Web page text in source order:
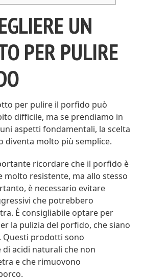
UN
PER PULIRE
per pulire il porfido può
difficile, ma se prendiamo in
aspetti fondamentali, la scelta
diventa molto più semplice.
ricordare che il porfido è
molto resistente, ma allo stesso
è necessario evitare
che potrebbero
È consigliabile optare per
la pulizia del porfido, che siano
Questi prodotti sono
acidi naturali che non
e che rimuovono